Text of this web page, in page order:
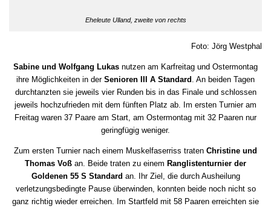
Eheleute Ulland, zweite von rechts
Foto: Jörg Westphal
Sabine und Wolfgang Lukas nutzen am Karfreitag und Ostermontag
ihre Möglichkeiten in der Senioren III A Standard . An beiden Tagen
durchtanzten sie jeweils vier Runden bis in das Finale und schlossen
jeweils hochzufrieden mit dem fünften Platz ab. Im ersten Turnier am
Freitag waren 37 Paare am Start, am Ostermontag mit 32 Paaren nur
geringfügig weniger.
Zum ersten Turnier nach einem Muskelfaserriss traten Christine und
Thomas Voß an. Beide traten zu einem Ranglistenturnier der
Goldenen 55 S Standard an. Ihr Ziel, die durch Ausheilung
verletzungsbedingte Pause überwinden, konnten beide noch nicht so
ganz richtig wieder erreichen. Im Startfeld mit 58 Paaren erreichten sie